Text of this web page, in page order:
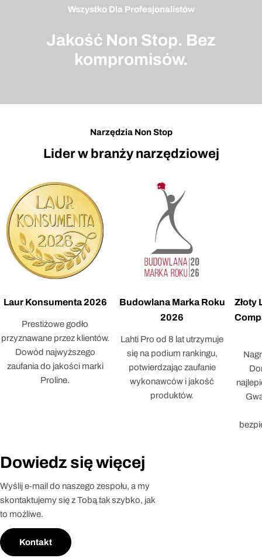
Wszystko Dla Profesjonalistów
Jakość Non Stop. Bez
kompromisów.
Narzędzia Non Stop
Lider w branży narzędziowej
Laur Konsumenta 2026
Prestiżowe godło
przyznawane przez klientów.
Dowód najwyższego
zaufania do jakości marki
Proline.
Budowlana Marka Roku
2026
Lahti Pro od 8 lat utrzymuje
się na podium rankingu,
potwierdzając zaufanie
wykonawców i jakość
produktów.
Złoty
Dowiedz się więcej
Wyślij e-mail do naszego zespołu, a my
skontaktujemy się z Tobą tak szybko, jak
to możliwe.
Kontakt